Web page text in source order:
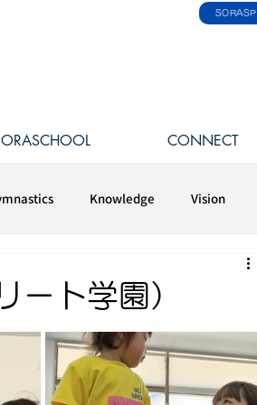
CONNECT
Knowledge Vision
ート学園）